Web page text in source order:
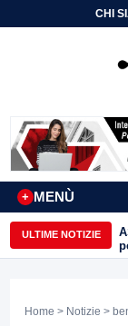
CHI
MENÙ
+
ULTIME NOTIZIE
Home > Notizie >